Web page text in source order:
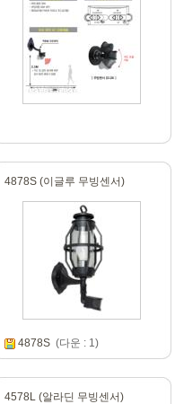
4878S (이글루 무빙센서)
4878S(다운 : 1)
4578L (알라딘 무빙센서)